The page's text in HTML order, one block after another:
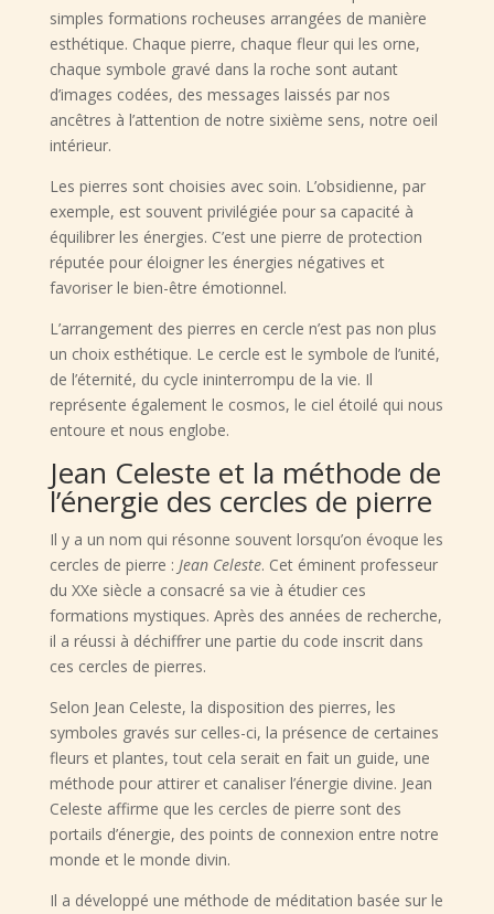
simples formations rocheuses arrangées de manière
esthétique. Chaque pierre, chaque fleur qui les orne,
chaque symbole gravé dans la roche sont autant
d’images codées, des messages laissés par nos
ancêtres à l’attention de notre sixième sens, notre oeil
intérieur.
Les pierres sont choisies avec soin. L’obsidienne, par
exemple, est souvent privilégiée pour sa capacité à
équilibrer les énergies. C’est une pierre de protection
réputée pour éloigner les énergies négatives et
favoriser le bien-être émotionnel.
L’arrangement des pierres en cercle n’est pas non plus
un choix esthétique. Le cercle est le symbole de l’unité,
de l’éternité, du cycle ininterrompu de la vie. Il
représente également le cosmos, le ciel étoilé qui nous
entoure et nous englobe.
Jean Celeste et la méthode de
l’énergie des cercles de pierre
Il y a un nom qui résonne souvent lorsqu’on évoque les
cercles de pierre : Jean Celeste. Cet éminent professeur
du XXe siècle a consacré sa vie à étudier ces
formations mystiques. Après des années de recherche,
il a réussi à déchiffrer une partie du code inscrit dans
ces cercles de pierres.
Selon Jean Celeste, la disposition des pierres, les
symboles gravés sur celles-ci, la présence de certaines
fleurs et plantes, tout cela serait en fait un guide, une
méthode pour attirer et canaliser l’énergie divine. Jean
Celeste affirme que les cercles de pierre sont des
portails d’énergie, des points de connexion entre notre
monde et le monde divin.
Il a développé une méthode de méditation basée sur le